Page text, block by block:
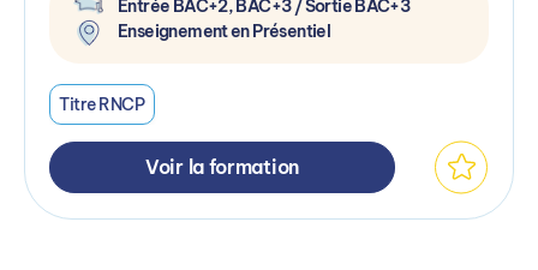
Entrée BAC+2, BAC+3 / Sortie BAC+3
Enseignement en Présentiel
Titre RNCP
Voir la formation